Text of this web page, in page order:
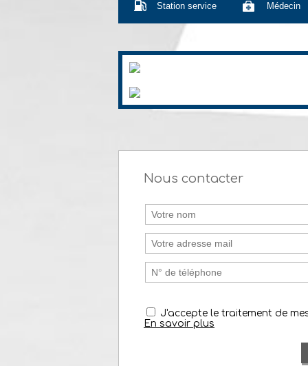
Station service Médecin
Nous contacter
J'accepte le traitement de
En savoir plus